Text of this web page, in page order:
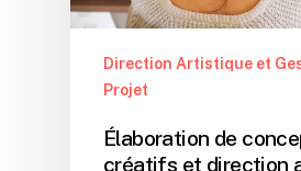
Direction Artistique et
Projet
Élaboration de
créatifs et direction